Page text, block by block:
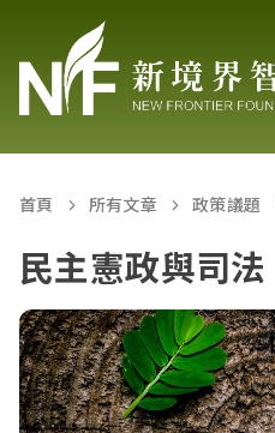
首頁 所有文章 政策議題
民主憲政與司法